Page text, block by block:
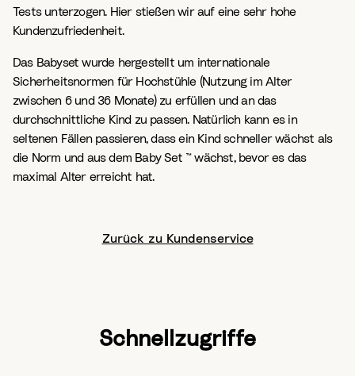
Tests unterzogen. Hier stießen wir auf eine sehr hohe
Kundenzufriedenheit.
Das Babyset wurde hergestellt um internationale
Sicherheitsnormen für Hochstühle (Nutzung im Alter
zwischen 6 und 36 Monate) zu erfüllen und an das
durchschnittliche Kind zu passen. Natürlich kann es in
seltenen Fällen passieren, dass ein Kind schneller wächst als
die Norm und aus dem Baby Set ™ wächst, bevor es das
maximal Alter erreicht hat.
Zurück zu Kundenservice
Schnellzugriffe